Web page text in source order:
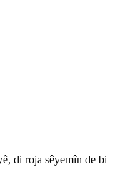
di roja sêyemîn de bi